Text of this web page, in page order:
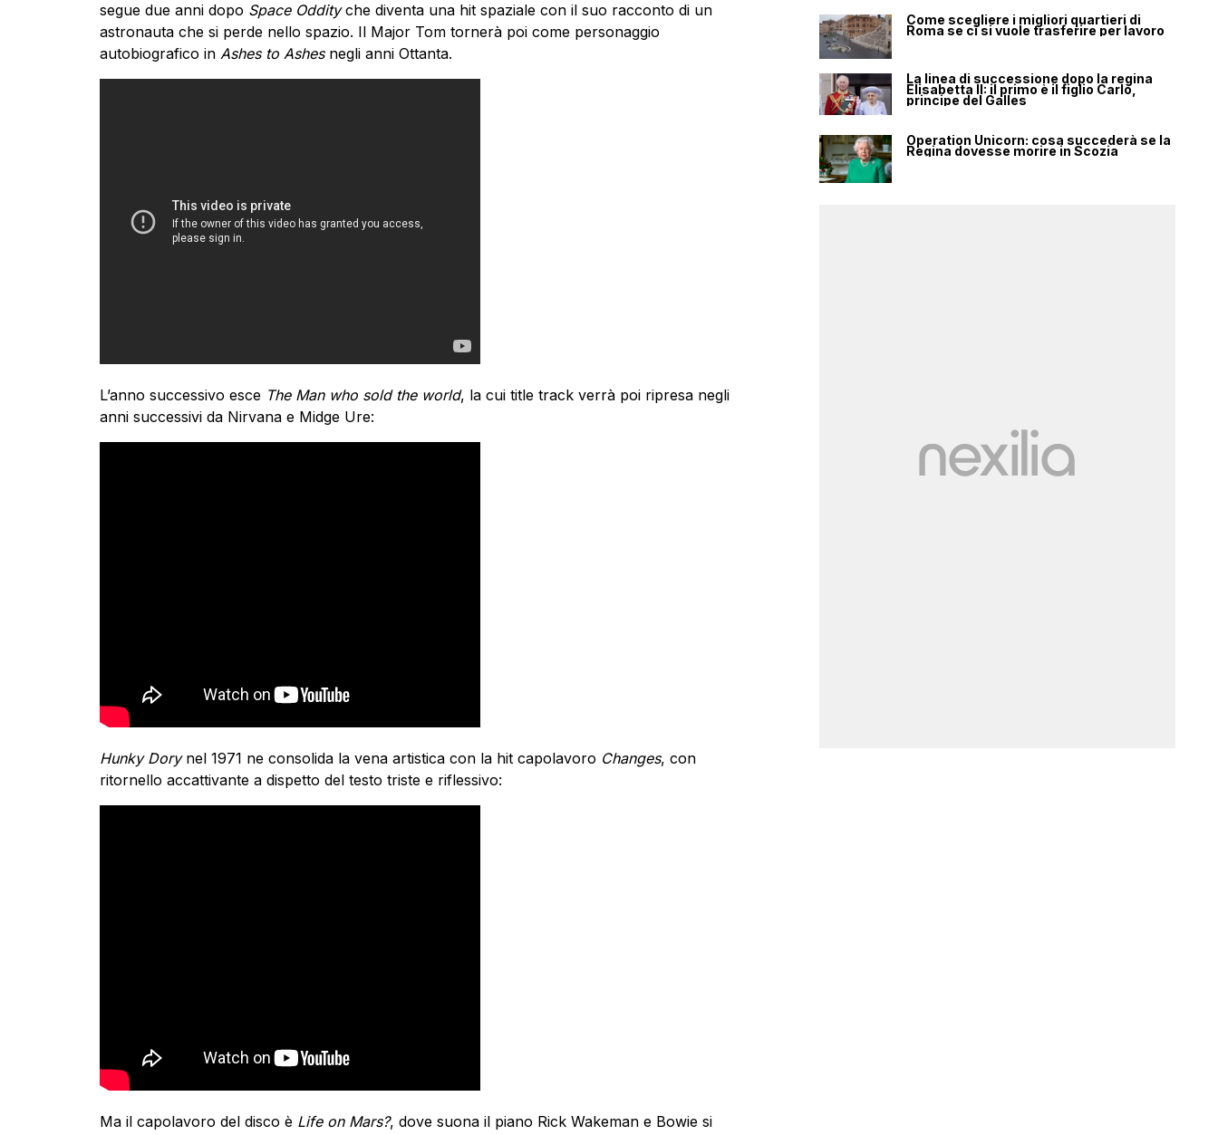
segue due anni dopo Space Oddityche diventa una hit spaziale con il suo racconto di un
astronauta che si perde nello spazio. Il Major Tom tornerà poi come personaggio
autobiografico inAshes to Ashesnegli anni Ottanta.
L’anno successivo esce The Man who sold the world, la cui title track verrà poi ripresa negli
anni successivi da Nirvana e Midge Ure:
Hunky Dorynel 1971 ne consolida la vena artistica con la hit capolavoro Changes, con
ritornello accattivante a dispetto del testo triste e riflessivo:
Ma il capolavoro del disco èLife on Mars?, dove suona il piano Rick Wakeman e Bowie si
Come scegliere i migliori quartieri di
Roma se ci si vuole trasferire per lavoro
La linea di successione dopo la regina
Elisabetta II: il primo è il figlio Carlo,
principe del Galles
Operation Unicorn: cosa succederà se la
Regina dovesse morire in Scozia